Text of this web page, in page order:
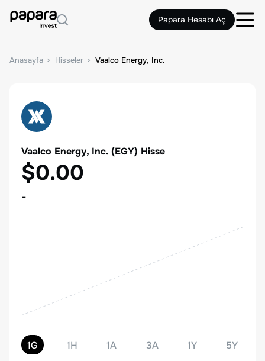
Papara Hesabı Aç
Anasayfa Hisseler Vaalco Energy, Inc.
Vaalco Energy, Inc. (EGY) Hisse
$0.00
-
1G 1H 1A 3A 1Y 5Y